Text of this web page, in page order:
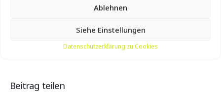
Ablehnen
Siehe Einstellungen
Datenschutzerklärung zu Cookies
Bunkermuseum Hanstholm, Molevej 29, 7730
Beitrag teilen